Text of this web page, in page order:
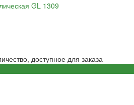
GL 1309
доступное для заказа